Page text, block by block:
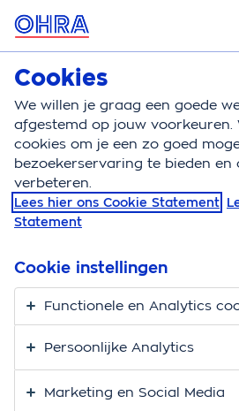
MENU
Autoverzekering
Autoverzekering Dekking
Schade
auto. Je spullen bijvoorbeeld. En
kunnen gewond raken. Een
inzittendenverzekering dekt dan
Cookies
We willen je graag een goede
afgestemd op jouw voorkeuren.
cookies om je een zo goed
bezoekerservaring te bieden en
verbeteren.
Lees hier ons Cookie Statement
Statement
Cookie instellingen
Functionele en Analytics
Persoonlijke Analytics
Marketing en Social Media